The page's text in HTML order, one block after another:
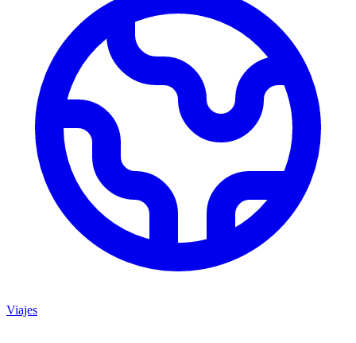
Viajes